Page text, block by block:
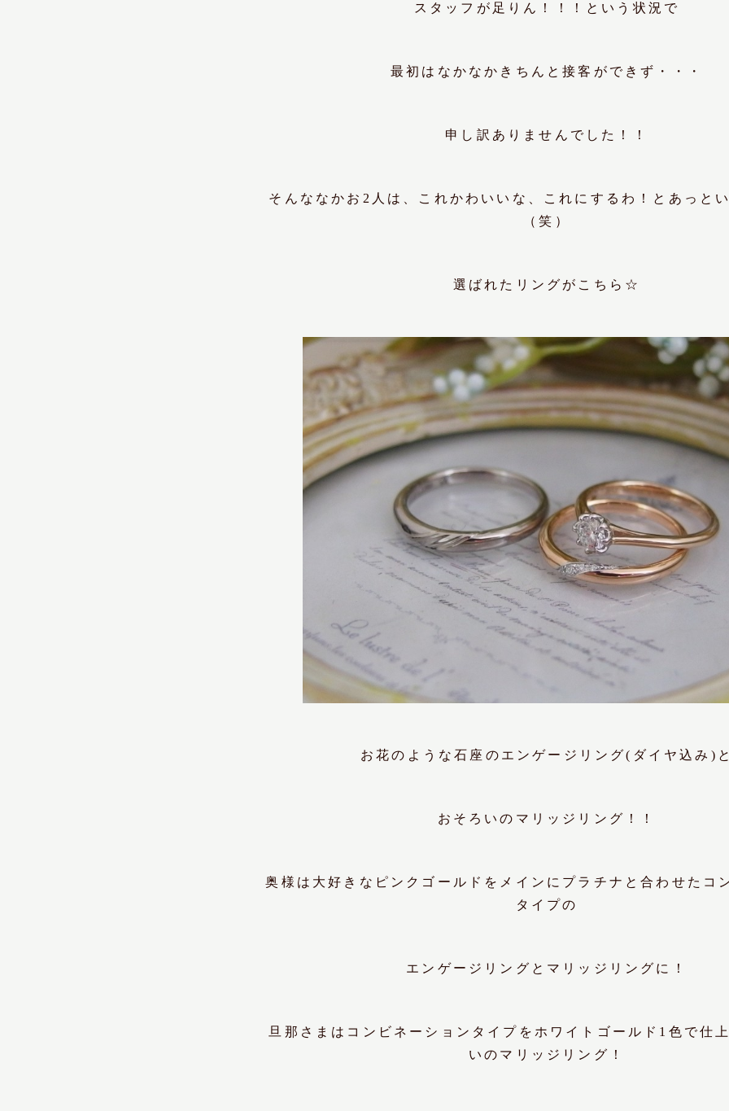
スタッフが足りん！！！という状況で
最初はなかなかきちんと接客ができず・・・
申し訳ありませんでした！！
そんななかお2人は、これかわいいな、これにするわ！とあっと
（笑）
選ばれたリングがこちら☆
お花のような石座のエンゲージリング(ダイヤ込み)と
おそろいのマリッジリング！！
奥様は大好きなピンクゴールドをメインにプラチナと合わせたコ
タイプの
エンゲージリングとマリッジリングに！
旦那さまはコンビネーションタイプをホワイトゴールド1色で仕
いのマリッジリング！